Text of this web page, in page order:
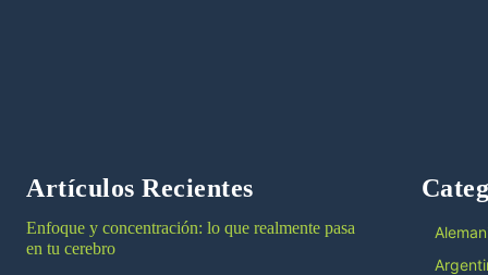
Artículos Recientes
Enfoque y concentración: lo que realmente pasa
en tu cerebro